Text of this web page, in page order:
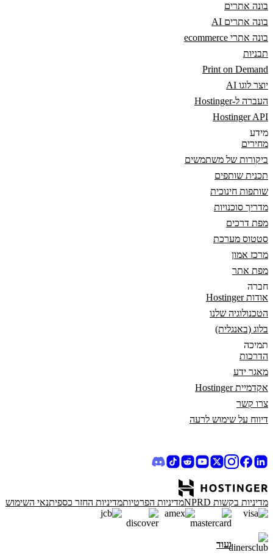
בונה אתרים
בונה אתרים AI
בונה אתרי ecommerce
תבניות
Print on Demand
יוצר לוגו AI
העברה ל-Hostinger
Hostinger API
מידע
מחירים
ביקורות של משתמשים
תכנית שותפים
שותפות חינוכית
מדריך סוכנויות
מפת דרכים
סטטוס מערכת
מרכז אמון
מפת אתר
חברה
אודות Hostinger
הטכנולוגיה שלנו
בלוג (באנגלית)
תמיכה
הדרכות
מאגר ידע
אקדמיית Hostinger
צרו קשר
דיווח על שימוש לרעה
מדיניות בקשות NPRD מדיניות הפרטיותמדיניות החזר כספיתנאי השימוש
ועוד